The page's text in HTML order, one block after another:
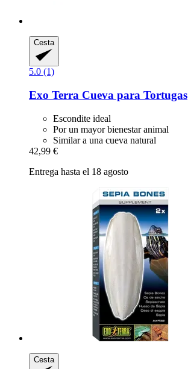
Cesta
5.0 (1)
Exo Terra Cueva para Tortugas
Escondite ideal
Por un mayor bienestar animal
Similar a una cueva natural
42,99 €
Entrega hasta el 18 agosto
Cesta